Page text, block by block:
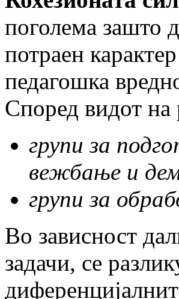
поголема зашто
потраен
педагошка
Според видот на
групи за
вежбање и
групи за
Во зависност
задачи, се